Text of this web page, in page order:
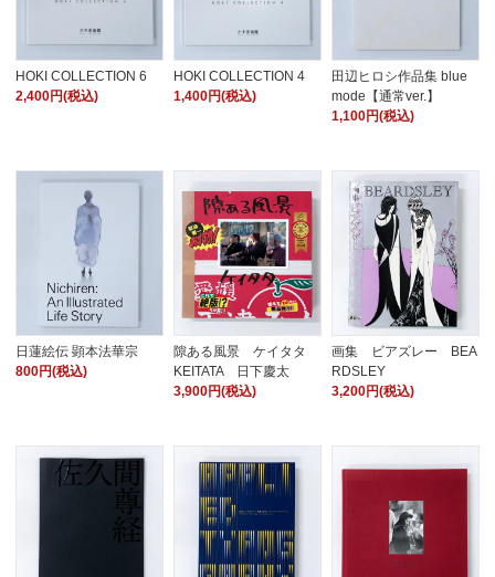
HOKI COLLECTION 6
2,400円(税込)
HOKI COLLECTION 4
1,400円(税込)
田辺ヒロシ作品集 blue
mode【通常ver.】
1,100円(税込)
日蓮絵伝 顕本法華宗
800円(税込)
隙ある風景 ケイタタ
KEITATA 日下慶太
3,900円(税込)
画集 ビアズレー BEA
RDSLEY
3,200円(税込)